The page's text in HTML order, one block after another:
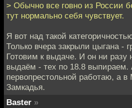
> Обычно все говно из России
тут нормально себя чувствует.
Я вот над такой
Только вчера закрыли цыгана -
Готовим к выдаче. И он ни разу
выдаём - тех по 18.8 выпираем.
первопрестольной работаю, а в
Замкадья.
Baster »